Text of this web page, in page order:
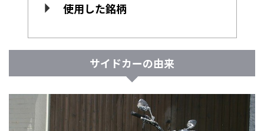
使用した銘柄
サイドカーの由来